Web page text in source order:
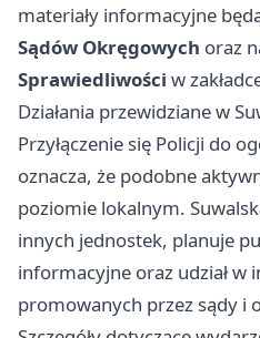
materiały informacyjne
Sądów Okręgowych oraz
Sprawiedliwości w
Działania przewidziane w
Przyłączenie się Policji do
oznacza, że podobne
poziomie lokalnym.
innych jednostek, planuje
informacyjne oraz udział w
promowanych przez sądy i